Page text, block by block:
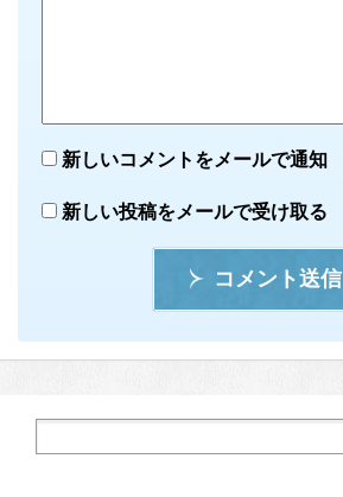
新しいコメントをメールで通知
新しい投稿をメールで受け取る
コメント送信